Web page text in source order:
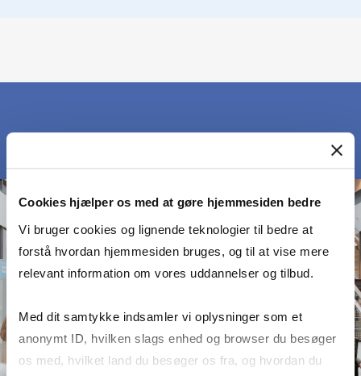
Cookies hjælper os med at gøre hjemmesiden bedre
Vi bruger cookies og lignende teknologier til bedre at
forstå hvordan hjemmesiden bruges, og til at vise mere
relevant information om vores uddannelser og tilbud.
Med dit samtykke indsamler vi oplysninger som et
anonymt ID, hvilken slags enhed og browser du besøger
os med, hvilket land du besøger os fra, og hvordan du